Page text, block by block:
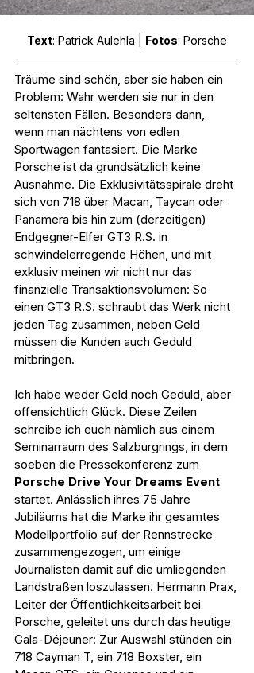
Text: Patrick Aulehla | Fotos: Porsche
Träume sind schön, aber sie haben ein
Problem: Wahr werden sie nur in den
seltensten Fällen. Besonders dann,
wenn man nächtens von edlen
Sportwagen fantasiert. Die Marke
Porsche ist da grundsätzlich keine
Ausnahme. Die Exklusivitätsspirale dreht
sich von 718 über Macan, Taycan oder
Panamera bis hin zum (derzeitigen)
Endgegner-Elfer GT3 R.S. in
schwindelerregende Höhen, und mit
exklusiv meinen wir nicht nur das
finanzielle Transaktionsvolumen: So
einen GT3 R.S. schraubt das Werk nicht
jeden Tag zusammen, neben Geld
müssen die Kunden auch Geduld
mitbringen.
Ich habe weder Geld noch Geduld, aber
offensichtlich Glück. Diese Zeilen
schreibe ich euch nämlich aus einem
Seminarraum des Salzburgrings, in dem
soeben die Pressekonferenz zum
Porsche Drive Your Dreams Event
startet. Anlässlich ihres 75 Jahre
Jubiläums hat die Marke ihr gesamtes
Modellportfolio auf der Rennstrecke
zusammengezogen, um einige
Journalisten damit auf die umliegenden
Landstraßen loszulassen. Hermann Prax,
Leiter der Öffentlichkeitsarbeit bei
Porsche, geleitet uns durch das heutige
Gala-Déjeuner: Zur Auswahl stünden ein
718 Cayman T, ein 718 Boxster, ein